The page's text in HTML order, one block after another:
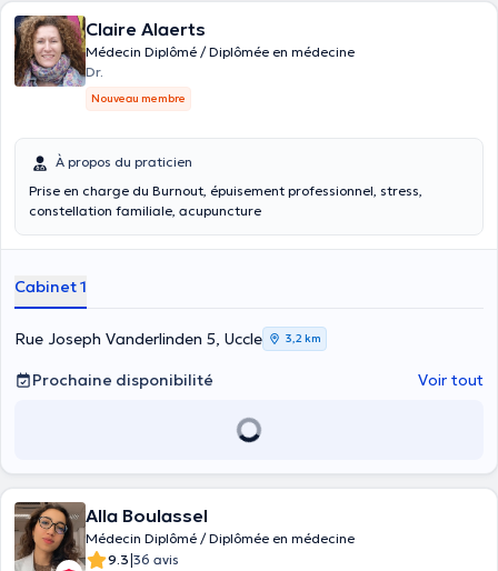
Claire Alaerts
Médecin Diplômé / Diplômée en médecine
Dr.
Nouveau membre
À propos du praticien
Prise en charge du Burnout, épuisement professionnel, stress,
constellation familiale, acupuncture
Cabinet 1
Rue Joseph Vanderlinden 5, Uccle 3,2 km
Prochaine disponibilité Voir tout
Alla Boulassel
Médecin Diplômé / Diplômée en médecine
9.3|36 avis